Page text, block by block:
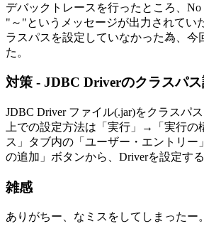
デバックトレースを行ったところ、No
"～"というメッセージが出力されてい
ラスパスを設定していなかった為、今
た。
対策 - JDBC Driverのクラスパ
JDBC Driver ファイル(.jar)をクラスパ
上での設定方法は「実行」→「実行の
ス」タブ内の「ユーザー・エントリー
の追加」ボタンから、Driverを設定する
雑感
ありがちー、なミスをしてしまったー。